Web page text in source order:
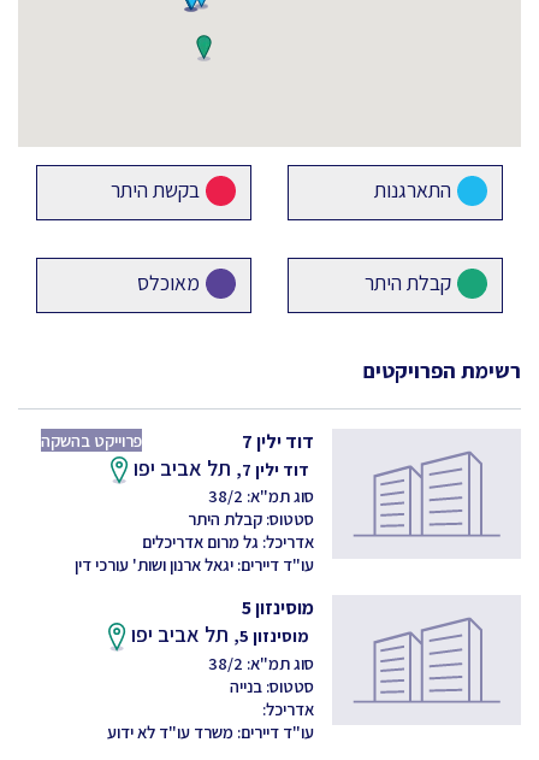
התארגנות בקשת היתר
קבלת היתר מאוכלס
רשימת הפרויקטים
דוד ילין 7
פרוייקט בהשקה
דוד ילין 7,
תל אביב יפו
סוג תמ"א: 38/2
סטטוס: קבלת היתר
אדריכל: גל מרום אדריכלים
עו"ד דיירים: יגאל ארנון ושות' עורכי דין
מוסינזון 5
מוסינזון 5, תל אביב יפו
סוג תמ"א: 38/2
סטטוס: בנייה
אדריכל:
עו"ד דיירים: משרד עו"ד לא ידוע